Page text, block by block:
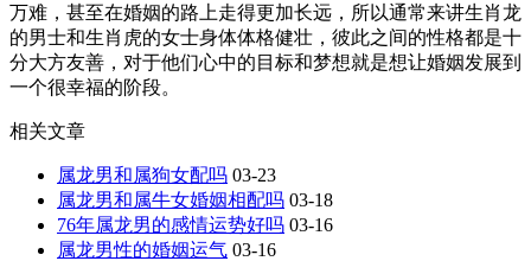
万难，甚至在婚姻的路上走得更加长远，所以通常来讲生肖龙
的男士和生肖虎的女士身体体格健壮，彼此之间的性格都是十
分大方友善，对于他们心中的目标和梦想就是想让婚姻发展到
一个很幸福的阶段。
相关文章
属龙男和属狗女配吗 03-23
属龙男和属牛女婚姻相配吗 03-18
76年属龙男的感情运势好吗 03-16
属龙男性的婚姻运气 03-16